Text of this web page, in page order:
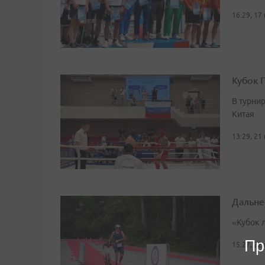
16:29,
Кубок
В
Китая
13:29,
«Кубок
15:27,